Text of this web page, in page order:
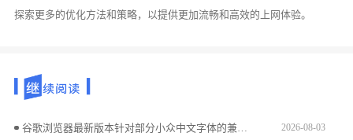
探索更多的优化方法和策略，以提供更加流畅和高效的上网体验。
谷歌浏览器最新版本针对部分小众中文字体的兼容性进行了强化。本文分析该功能在处理复杂字体路径映射、防止排版塌陷方面的实际表现，评估其对中文资料阅读体验的优化价值。 2026-08-03